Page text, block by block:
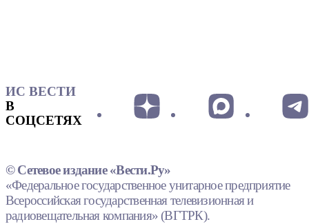
ИС ВЕСТИ
В
СОЦСЕТЯХ
© Сетевое издание «Вести.Ру»
«Федеральное государственное унитарное предприятие
Всероссийская государственная телевизионная и
радиовещательная компания» (ВГТРК).